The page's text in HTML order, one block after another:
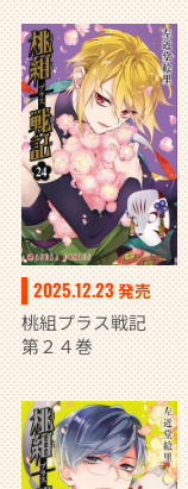
2025.12.23 発売
桃組プラス戦記
第２４巻